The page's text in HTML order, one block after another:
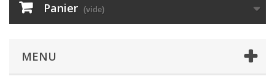
Panier (vide)
MENU